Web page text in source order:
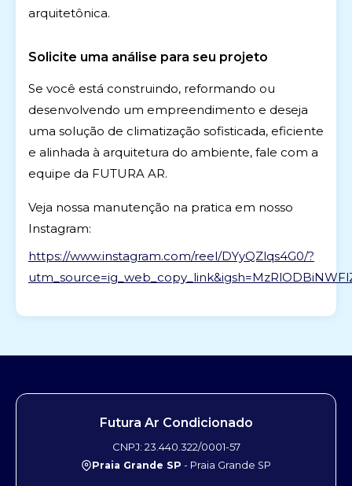
arquitetônica.
Solicite uma análise para seu projeto
Se você está construindo, reformando ou
desenvolvendo um empreendimento e deseja
uma solução de climatização sofisticada, eficiente
e alinhada à arquitetura do ambiente, fale com a
equipe da FUTURA AR.
Veja nossa manutenção na pratica em nosso
Instagram:
https://www.instagram.com/reel/DYyQZlqs4G0/?
Futura Ar Condicionado
CNPJ: 23.440.322/0001-57
Praia Grande SP - Praia Grande SP